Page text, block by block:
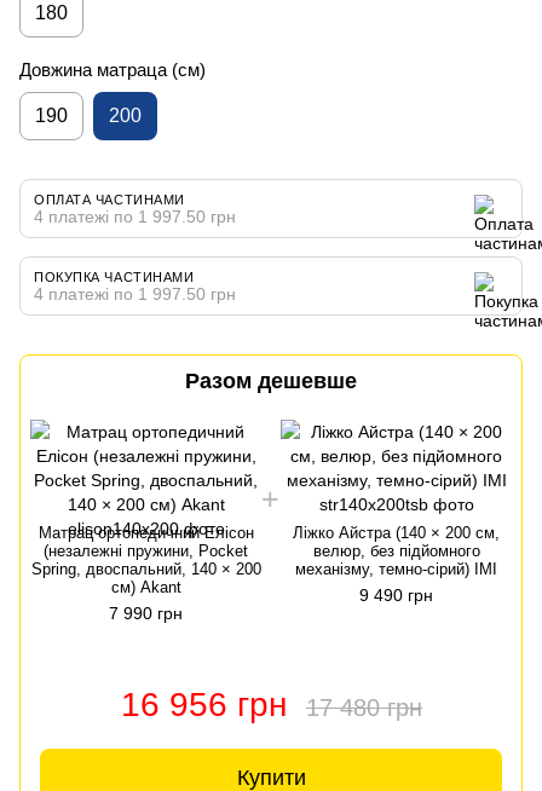
180
Довжина матраца (см)
190 200
ОПЛАТА ЧАСТИНАМИ
4 платежі по 1 997.50 грн
ПОКУПКА ЧАСТИНАМИ
4 платежі по 1 997.50 грн
Разом дешевше
Матрац ортопедичний Елісон
(незалежні пружини, Pocket
Spring, двоспальний, 140 × 200
см) Akant
7 990 грн
Ліжко Айстра (140 × 200 см,
велюр, без підйомного
механізму, темно-сірий) IMI
9 490 грн
16 956 грн 17 480 грн
Купити